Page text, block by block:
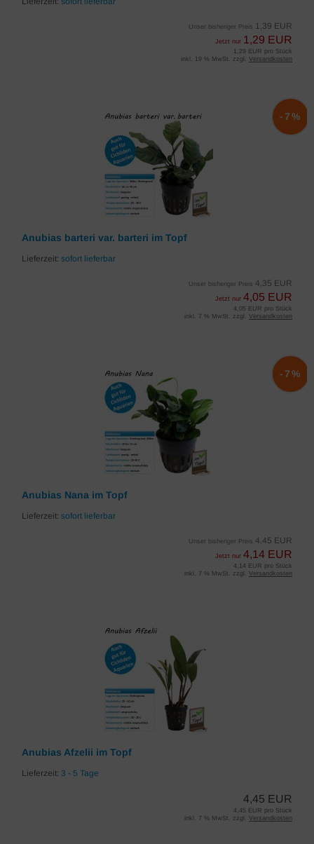
Unser bisheriger Preis 1,39 EUR
Jetzt nur 1,29 EUR
1,29 EUR pro Stück
inkl. 19 % MwSt. zzgl. Versandkosten
Anubias barteri var. barteri im Topf
Lieferzeit: sofort lieferbar
Unser bisheriger Preis 4,35 EUR
Jetzt nur 4,05 EUR
-7%
4,05 EUR pro Stück
inkl. 7 % MwSt. zzgl. Versandkosten
Anubias Nana im Topf
Lieferzeit: sofort lieferbar
Unser bisheriger Preis 4,45 EUR
Jetzt nur 4,14 EUR
-7%
4,14 EUR pro Stück
inkl. 7 % MwSt. zzgl. Versandkosten
Anubias Afzelii im Topf
Lieferzeit: 3 - 5 Tage
4,45 EUR
4,45 EUR pro Stück
inkl. 7 % MwSt. zzgl. Versandkosten